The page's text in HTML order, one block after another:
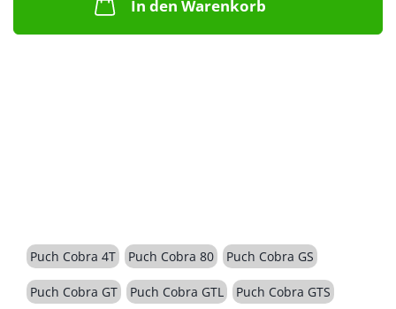
In den Warenkorb
Puch Cobra 4T Puch Cobra 80 Puch Cobra GS
Puch Cobra GT Puch Cobra GTL Puch Cobra GTS